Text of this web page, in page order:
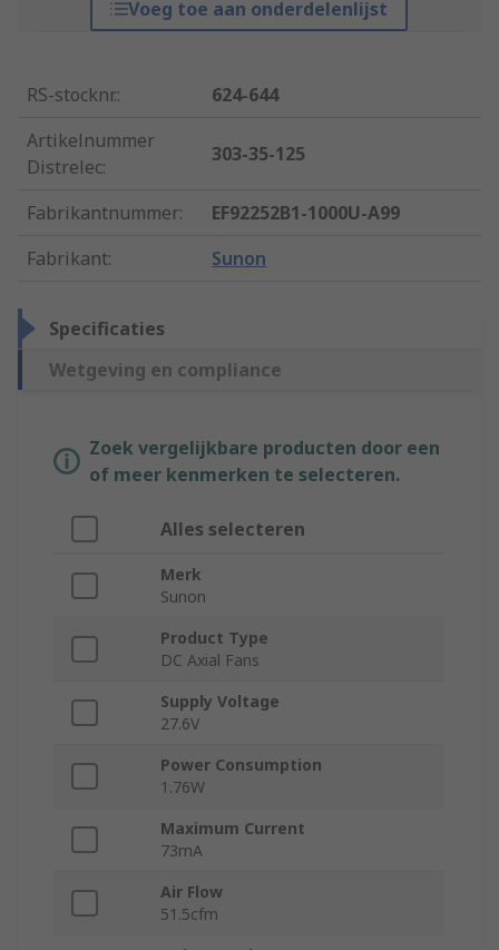
Voeg toe aan onderdelenlijst
RS-stocknr.:
624-644
Artikelnummer
Distrelec:
303-35-125
Fabrikantnummer:
EF92252B1-1000U-A99
Fabrikant: Sunon
Specificaties
Wetgeving en compliance
Zoek vergelijkbare producten door een
of meer kenmerken te selecteren.
Alles selecteren
Merk
Sunon
Product Type
DC Axial Fans
Supply Voltage
27.6V
Power Consumption
1.76W
Maximum Current
73mA
Air Flow
51.5cfm